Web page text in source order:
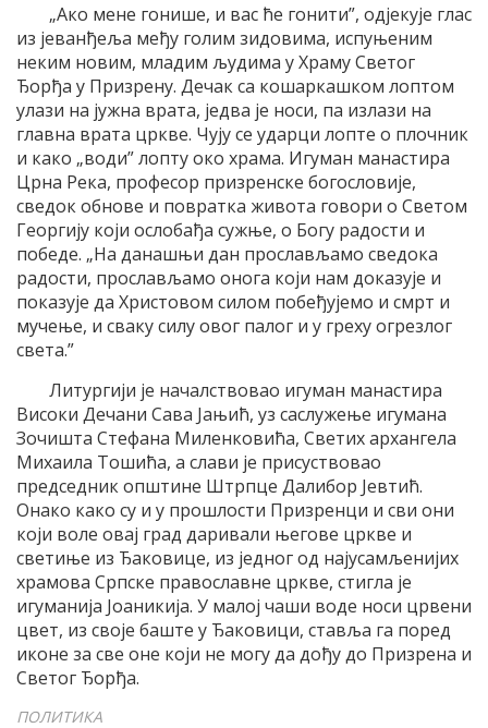
„Ако мене гонише, и вас ће гонити”, одјекује глас
из јеванђеља међу голим зидовима, испуњеним
неким новим, младим људима у Храму Светог
Ђорђа у Призрену. Дечак са кошаркашком лоптом
улази на јужна врата, једва је носи, па излази на
главна врата цркве. Чују се ударци лопте о плочник
и како „води” лопту око храма. Игуман манастира
Црна Река, професор призренске богословије,
сведок обнове и повратка живота говори о Светом
Георгију који ослобађа сужњe, о Богу радости и
победе. „На данашњи дан прослављамо сведока
радости, прослављамо онога који нам доказује и
показује да Христовом силом побеђујемо и смрт и
мучење, и сваку силу овог палог и у греху огрезлог
света.”
Литургији је началствовао игуман манастира
Високи Дечани Сава Јањић, уз саслужење игумана
Зочишта Стефана Миленковића, Светих архангела
Михаила Тошића, а слави је присуствовао
председник општине Штрпце Далибор Јевтић.
Онако како су и у прошлости Призренци и сви они
који воле овај град даривали његове цркве и
светиње из Ђаковице, из једног од најусамљенијих
храмова Српске православне цркве, стигла је
игуманија Јоаникија. У малој чаши воде носи црвени
цвет, из своје баште у Ђаковици, ставља га поред
иконе за све оне који не могу да дођу до Призрена и
Светог Ђорђа.
ПОЛИТИКА